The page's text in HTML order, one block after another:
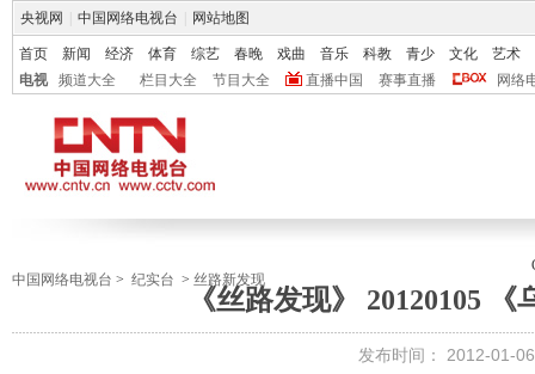
央视网 中国网络电视台 网站地图
首页 新闻 经济 体育 综艺 春晚 戏曲 音乐 科教 青少 文化
艺术
电视
频道大全 栏目大全 节目大全 直播中国 赛事直播 网络
中国网络电视台 > 纪实台 > 丝路新发现
《丝路发现》 20120105
发布时间： 2012-01-